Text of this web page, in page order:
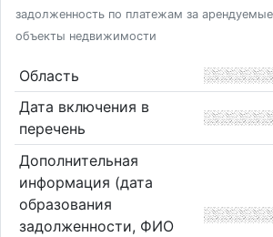
задолженность по платежам за
объекты недвижимости
Область
Дата включения в
перечень
Дополнительная
информация (дата
образования
задолженности, ФИО